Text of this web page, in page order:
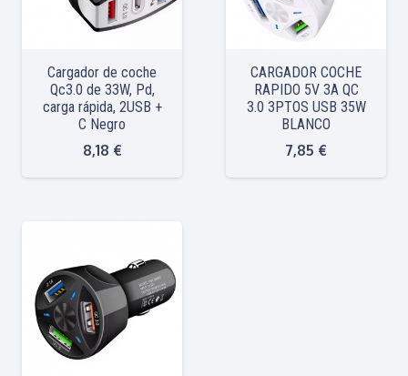
Cargador de coche
Qc3.0 de 33W, Pd,
carga rápida, 2USB +
C Negro
8,18 €
CARGADOR COCHE
RAPIDO 5V 3A QC
3.0 3PTOS USB 35W
BLANCO
7,85 €